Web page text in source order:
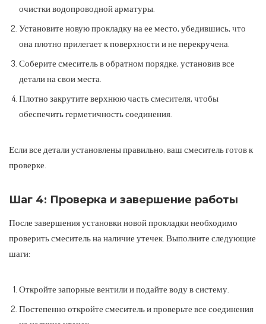
очистки водопроводной арматуры.
Установите новую прокладку на ее место, убедившись, что
она плотно прилегает к поверхности и не перекручена.
Соберите смеситель в обратном порядке, установив все
детали на свои места.
Плотно закрутите верхнюю часть смесителя, чтобы
обеспечить герметичность соединения.
Если все детали установлены правильно, ваш смеситель готов к
проверке.
Шаг 4: Проверка и завершение работы
После завершения установки новой прокладки необходимо
проверить смеситель на наличие утечек. Выполните следующие
шаги:
Откройте запорные вентили и подайте воду в систему.
Постепенно откройте смеситель и проверьте все соединения